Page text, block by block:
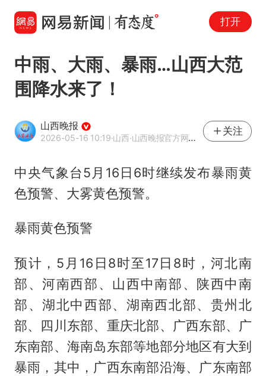
打开
中雨、大雨、暴雨…山西大范
围降水来了！
山西晚报
2026-05-16 10:19·山西·山西晚报官方网易号
关注
中央气象台5月16日6时继续发布暴雨黄
色预警、大雾黄色预警。
暴雨黄色预警
预计，5月16日8时至17日8时，河北南
部、河南西部、山西中南部、陕西中南
部、湖北中西部、湖南西北部、贵州北
部、四川东部、重庆北部、广西东部、广
东南部、海南岛东部等地部分地区有大到
暴雨，其中，广西东南部沿海、广东南部